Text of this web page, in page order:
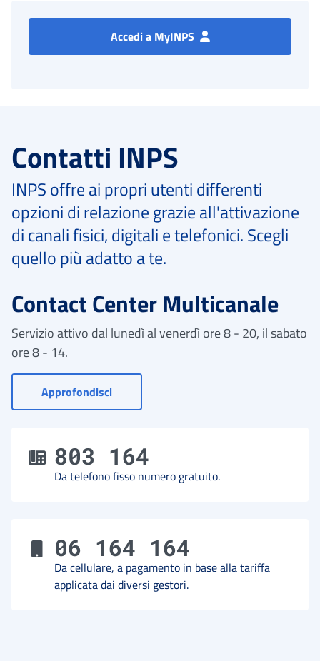
Accedi a MyINPS
Contatti INPS
INPS offre ai propri utenti differenti
opzioni di relazione grazie all'attivazione
di canali fisici, digitali e telefonici. Scegli
quello più adatto a te.
Contact Center Multicanale
Servizio attivo dal lunedì al venerdì ore 8 - 20, il sabato
ore 8 - 14.
Approfondisci- Vai a Contact Center
803 164
Da telefono fisso numero gratuito.
06 164 164
Da cellulare, a pagamento in base alla tariffa
applicata dai diversi gestori.